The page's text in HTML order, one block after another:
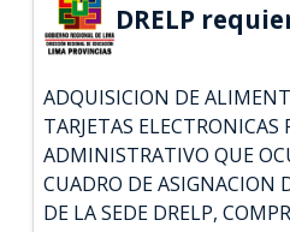
DRELP
ADQUISICION DE
TARJETAS ELECTRONICAS
ADMINISTRATIVO QUE
CUADRO DE ASIGNACION
DE LA SEDE DRELP,